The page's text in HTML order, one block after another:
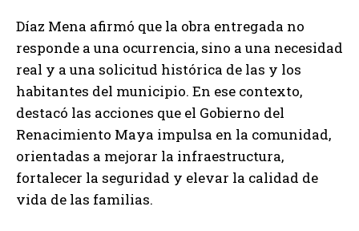
Díaz Mena afirmó que la obra entregada no
responde a una ocurrencia, sino a una necesidad
real y a una solicitud histórica de las y los
habitantes del municipio. En ese contexto,
destacó las acciones que el Gobierno del
Renacimiento Maya impulsa en la comunidad,
orientadas a mejorar la infraestructura,
fortalecer la seguridad y elevar la calidad de
vida de las familias.